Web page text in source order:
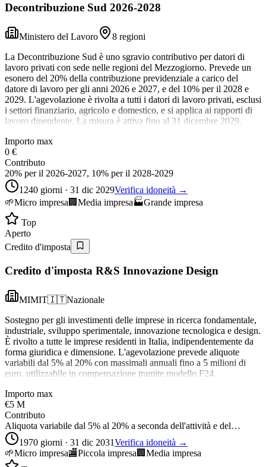
Decontribuzione Sud 2026-2028
Ministero del Lavoro
8 regioni
La Decontribuzione Sud è uno sgravio contributivo per datori di
lavoro privati con sede nelle regioni del Mezzogiorno. Prevede un
esonero del 20% della contribuzione previdenziale a carico del
datore di lavoro per gli anni 2026 e 2027, e del 10% per il 2028 e
2029. L'agevolazione è rivolta a tutti i datori di lavoro privati, esclusi
i settori finanziario, agricolo e domestico, e si applica ai rapporti di
lavoro dipendente. La misura è attiva fino al 31 dicembre 2029.
Importo max
0 €
Contributo
20% per il 2026-2027, 10% per il 2028-2029
1240 giorni · 31 dic 2029Verifica idoneità →
🌱Micro impresa 🏢 Media impresa🏭Grande impresa
Top
Aperto
Credito d'imposta
Credito d'imposta R&S Innovazione Design
MIMIT🇮🇹Nazionale
Sostegno per gli investimenti delle imprese in ricerca fondamentale,
industriale, sviluppo sperimentale, innovazione tecnologica e design.
È rivolto a tutte le imprese residenti in Italia, indipendentemente da
forma giuridica e dimensione. L'agevolazione prevede aliquote
variabili dal 5% al 20% con massimali annuali fino a 5 milioni di
euro, utilizzabile in compensazione tramite modello F24.
Importo max
€5 M
Contributo
Aliquota variabile dal 5% al 20% a seconda dell'attività e del…
1970 giorni · 31 dic 2031Verifica idoneità →
🌱Micro impresa🏬Piccola impresa 🏢 Media impresa